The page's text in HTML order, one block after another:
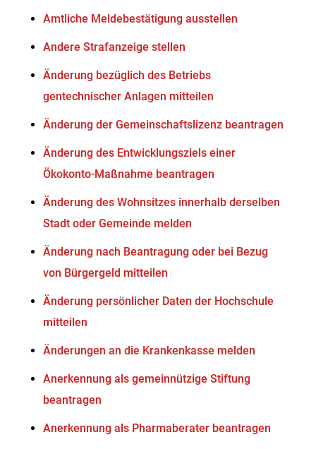
Amtliche Meldebestätigung ausstellen
Andere Strafanzeige stellen
Änderung bezüglich des Betriebs
gentechnischer Anlagen mitteilen
Änderung der Gemeinschaftslizenz beantragen
Änderung des Entwicklungsziels einer
Ökokonto-Maßnahme beantragen
Änderung des Wohnsitzes innerhalb derselben
Stadt oder Gemeinde melden
Änderung nach Beantragung oder bei Bezug
von Bürgergeld mitteilen
Änderung persönlicher Daten der Hochschule
mitteilen
Änderungen an die Krankenkasse melden
Anerkennung als gemeinnützige Stiftung
beantragen
Anerkennung als Pharmaberater beantragen